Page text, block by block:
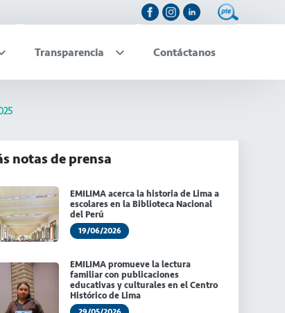
Transparencia Contáctanos
notas de prensa
EMILIMA acerca la historia de Lima a
escolares en la Biblioteca Nacional
del Perú
19/06/2026
EMILIMA promueve la lectura
familiar con publicaciones
educativas y culturales en el Centro
Histórico de Lima